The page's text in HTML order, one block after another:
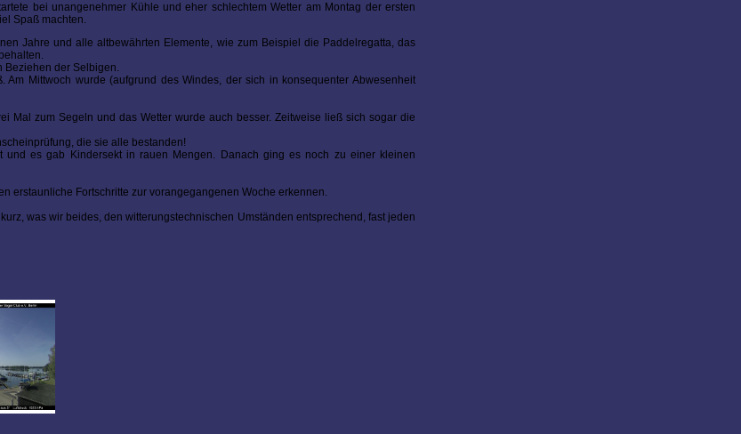
bei unangenehmer Kühle und eher schlechtem Wetter am Montag der ersten
Spaß machten.
Jahre und alle altbewährten Elemente, wie zum Beispiel die Paddelregatta, das
Beziehen der Selbigen.
Mittwoch wurde (aufgrund des Windes, der sich in konsequenter Abwesenheit
Mal zum Segeln und das Wetter wurde auch besser. Zeitweise ließ sich sogar die
die sie alle bestanden!
es gab Kindersekt in rauen Mengen. Danach ging es noch zu einer kleinen
erstaunliche Fortschritte zur vorangegangenen Woche erkennen.
was wir beides, den witterungstechnischen Umständen entsprechend, fast jeden